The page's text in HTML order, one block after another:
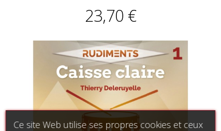
23,70 €
Ce site Web utilise ses propres cookies et ceux